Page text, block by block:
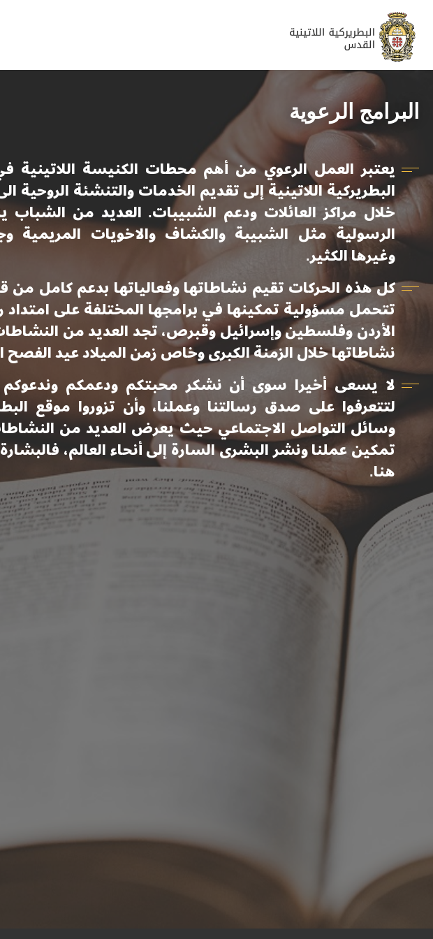
البرامج الرعوية
يعتبر العمل الرعوي من أهم محطات الكنيسة اللاتينية
البطريركية اللاتينية إلى تقديم الخدمات والتنشئة
خلال مراكز العائلات ودعم الشبيبات. العديد من
الرسولية مثل الشبيبة والكشاف والاخويات المريمية
وغيرها الكثير.
كل هذه الحركات تقيم نشاطاتها وفعالياتها بدعم كامل من
تتحمل مسؤولية تمكينها في برامجها المختلفة على امتداد
الأردن وفلسطين وإسرائيل وقبرص، تجد العديد من
نشاطاتها خلال الزمنة الكبرى وخاص زمن الميلاد عيد الفصح
لا يسعى أخيرا سوى أن نشكر محبتكم ودعمكم وندعوكم
لتتعرفوا على صدق رسالتنا وعملنا، وأن تزوروا موقع
وسائل التواصل الاجتماعي حيث يعرض العديد من
تمكين عملنا ونشر البشرى السارة إلى أنحاء العالم،
هنا.
البرامج
الرعوية